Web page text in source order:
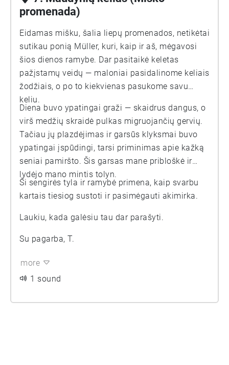
promenada)
Eidamas mišku, šalia liepų promenados, netikėtai
sutikau ponią Müller, kuri, kaip ir aš, mėgavosi
šios dienos ramybe. Dar pasitaikė keletas
pažįstamų veidų — maloniai pasidalinome keliais
žodžiais, o po to kiekvienas pasukome savu
keliu.
Diena buvo ypatingai graži — skaidrus dangus, o
virš medžių skraidė pulkas migruojančių gervių.
Tačiau jų plazdėjimas ir garsūs klyksmai buvo
ypatingai įspūdingi, tarsi priminimas apie kažką
seniai pamiršto. Šis garsas mane pribloškė ir
lydėjo mano mintis tolyn.
Ši sengirės tyla ir ramybė primena, kaip svarbu
kartais tiesiog sustoti ir pasimėgauti akimirka.
Laukiu, kada galėsiu tau dar parašyti.
Su pagarba, T.
more
1 sound